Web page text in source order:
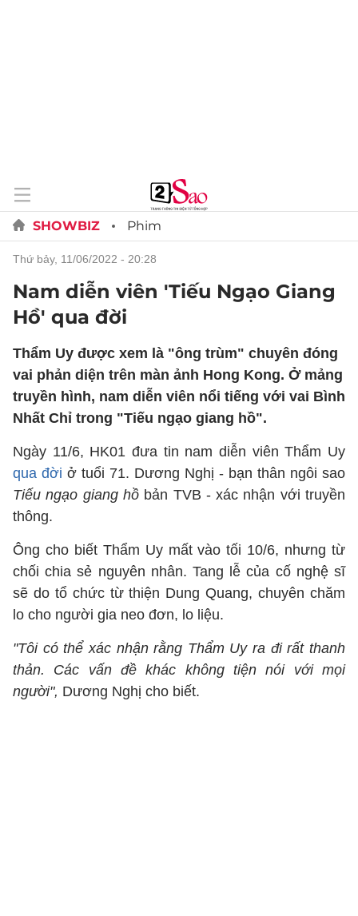
SHOWBIZ Phim
thứ bảy, 11/06/2022 - 20:28
Nam diễn viên 'Tiếu Ngạo Giang
Hồ' qua đời
Thẩm Uy được xem là "ông trùm" chuyên đóng
vai phản diện trên màn ảnh Hong Kong. Ở mảng
truyền hình, nam diễn viên nổi tiếng với vai Bình
Nhất Chỉ trong "Tiếu ngạo giang hồ".
Ngày 11/6, HK01 đưa tin nam diễn viên Thẩm Uy
qua đời ở tuổi 71. Dương Nghị - bạn thân ngôi sao
Tiếu ngạo giang hồbản TVB - xác nhận với truyền
thông.
Ông cho biết Thẩm Uy mất vào tối 10/6, nhưng từ
chối chia sẻ nguyên nhân. Tang lễ của cố nghệ sĩ
sẽ do tổ chức từ thiện Dung Quang, chuyên chăm
lo cho người gia neo đơn, lo liệu.
"Tôi có thể xác nhận rằng Thẩm Uy ra đi rất thanh
thản. Các vấn đề khác không tiện nói với mọi
người", Dương Nghị cho biết.